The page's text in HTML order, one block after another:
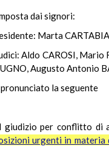
dai signori:
Marta
Aldo CAROSI, Mario
Augusto Antonio
la seguente
giudizio per conflitto di
urgenti in